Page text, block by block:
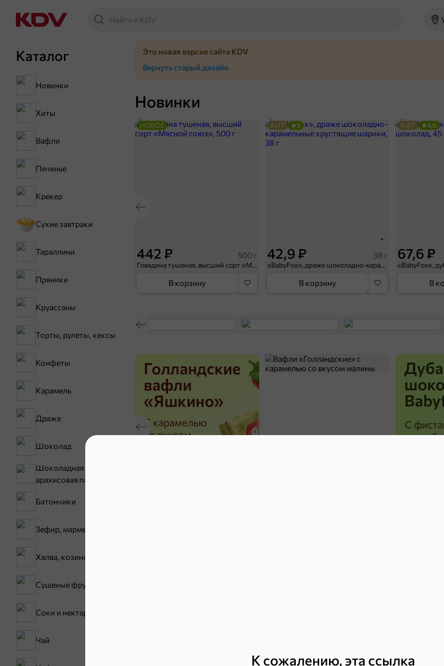
К сожалению, эта ссылка
Каталог
Новинки
Хиты
Вафли
Печенье
Крекер
Сухие завтраки
Тараллини
Пряники
Круассаны
Торты, рулеты, кексы
Конфеты
Карамель
Драже
Шоколад
Шоколадная и
арахисовая паста
Батончики
Зефир, мармелад
Халва, козинаки
Сушеные фрукты
Соки и нектары
Чай
Новинки
442 ₽ 500 г
Говядина тушеная, высший сорт «Мясной союз», 500 г
НОВОЕ
В корзину
42,9 ₽ 38 г
«BabyFox», драже шоколадно-карамельные хрустящие шарики, 38 г
ХИТ 5
В корзину
67,6 ₽
«BabyFox»,
ХИТ 4,6
В
Это новая версия сайта KDV
Вернуть старый дизайн